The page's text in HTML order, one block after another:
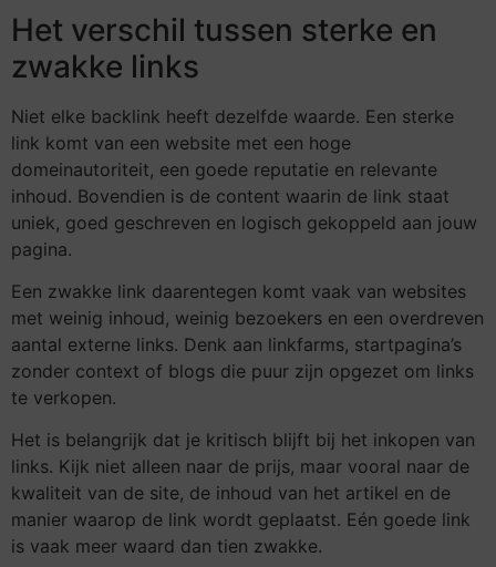
Het verschil tussen sterke en
zwakke links
Niet elke backlink heeft dezelfde waarde. Een sterke
link komt van een website met een hoge
domeinautoriteit, een goede reputatie en relevante
inhoud. Bovendien is de content waarin de link staat
uniek, goed geschreven en logisch gekoppeld aan jouw
pagina.
Een zwakke link daarentegen komt vaak van websites
met weinig inhoud, weinig bezoekers en een overdreven
aantal externe links. Denk aan linkfarms, startpagina’s
zonder context of blogs die puur zijn opgezet om links
te verkopen.
Het is belangrijk dat je kritisch blijft bij het inkopen van
links. Kijk niet alleen naar de prijs, maar vooral naar de
kwaliteit van de site, de inhoud van het artikel en de
manier waarop de link wordt geplaatst. Eén goede link
is vaak meer waard dan tien zwakke.